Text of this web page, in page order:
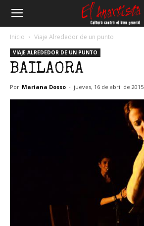
Anartista
Inicio Viaje Alrededor de un punto
VIAJE ALREDEDOR DE UN PUNTO
BAILAORA
Por Mariana Dosso - jueves, 16 de abril de 2015